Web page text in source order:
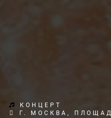
КОНЦЕРТ
Г. МОСКВА,